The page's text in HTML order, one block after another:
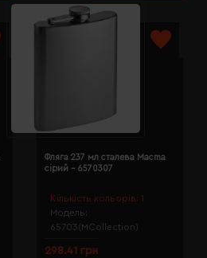
Кількість кольорів: 1
Модель:
65703(MCollection)
Фляга 237 мл сталева Macma
сірий - 6570307
298.41 грн